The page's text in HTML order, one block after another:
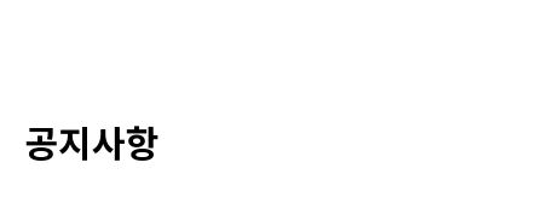
공지사항